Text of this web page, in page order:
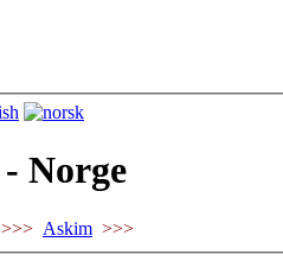
Kommune - Norge
>>> Askim